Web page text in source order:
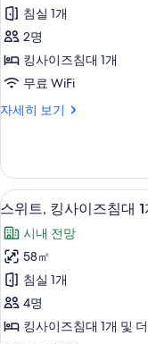
기
세
히
보
기
즈
침
대
개,
애
인
지
원,
시
내
전
망
침실 1개
2명
킹사이즈침대 1개
무료 WiFi
자세히 보기
룸,
즈
침
대
개,
장
애
인
지
원,
시
스
위
트,
킹
사
이
즈
8
스위트, 킹사이즈침대
시내 전망
58㎡
침실 1개
4명
킹사이즈침대 1개 및